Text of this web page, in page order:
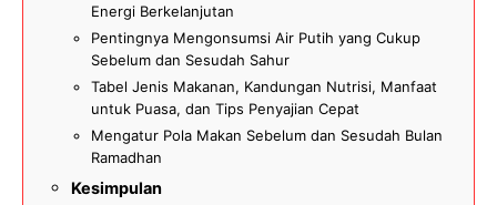
Energi Berkelanjutan
Pentingnya Mengonsumsi Air Putih yang Cukup
Sebelum dan Sesudah Sahur
Tabel Jenis Makanan, Kandungan Nutrisi, Manfaat
untuk Puasa, dan Tips Penyajian Cepat
Mengatur Pola Makan Sebelum dan Sesudah Bulan
Ramadhan
Kesimpulan